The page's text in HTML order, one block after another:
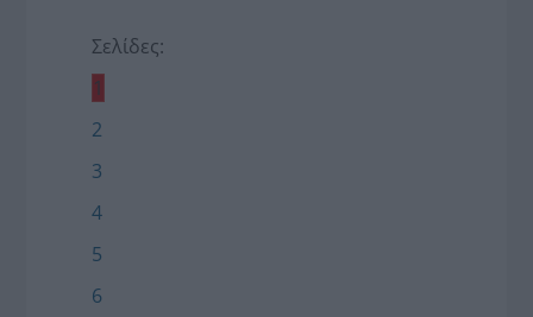
Σελίδες:
1
2
3
4
5
6